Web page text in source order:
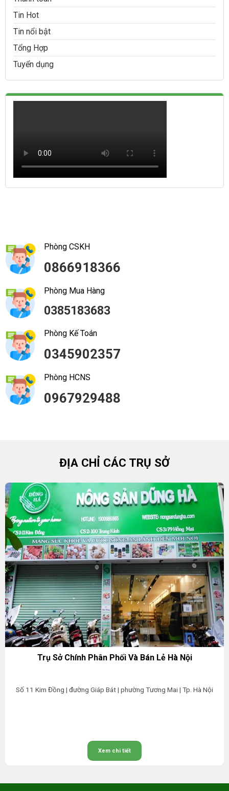
Tin Hot
Tin nổi bật
Tổng Hợp
Tuyển dụng
Phòng CSKH
0866918366
Phòng Mua Hàng
0385183683
Phòng Kế Toán
0345902357
Phòng HCNS
0967929488
ĐỊA CHỈ CÁC TRỤ SỞ
Trụ Sở Chính Phân Phối Và Bán Lẻ Hà Nội
Số 11 Kim Đồng | đường Giáp Bát | phường Tương Mai | Tp. Hà Nội
Xem chi tiết